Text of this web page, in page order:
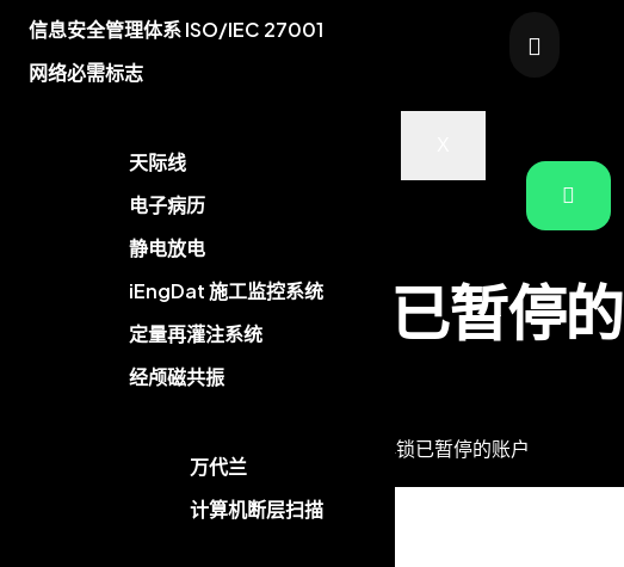
工作场所安全管理
挖掘监测解决方案
先进的翻译解决方案
CRM 解决方案
软件定制
软件开发
移动应用程序开发
物联网传感器集成
ERP Implementation Services
信息安全管理体系 ISO/IEC 27001
网络必需标志
天际线
电子病历
静电放电
iEngDat 施工监控系统
定量再灌注系统
经颅磁共振
万代兰
计算机断层扫描
请求 OTP 来解锁已暂停的
请求 OTP 来解锁已暂停的账户